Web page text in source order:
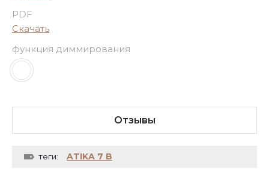
PDF
Скачать
функция диммирования
Отзывы
теги: ATIKA 7 B